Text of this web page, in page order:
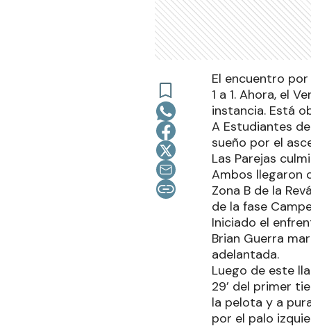
El encuentro
1 a 1. Ahora, el
instancia. Está
A Estudiantes
sueño por el
Las Parejas
Ambos llegaron
Zona B de la
de la fase
Iniciado el
Brian Guerra
adelantada.
Luego de este
29’ del primer
la pelota y a
por el palo